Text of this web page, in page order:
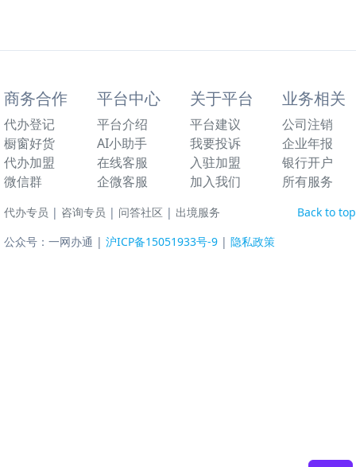
商务合作
代办登记
橱窗好货
代办加盟
微信群
平台中心
平台介绍
AI小助手
在线客服
企微客服
关于平台
平台建议
我要投诉
入驻加盟
加入我们
业务相关
公司注销
企业年报
银行开户
所有服务
Back to top
代办专员 | 咨询专员 | 问答社区 | 出境服务
公众号：一网办通 | 沪ICP备15051933号-9 | 隐私政策